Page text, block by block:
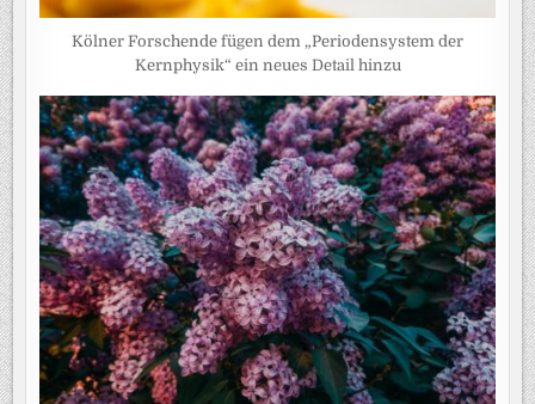
Kölner Forschende fügen dem „Periodensystem der
Kernphysik“ ein neues Detail hinzu